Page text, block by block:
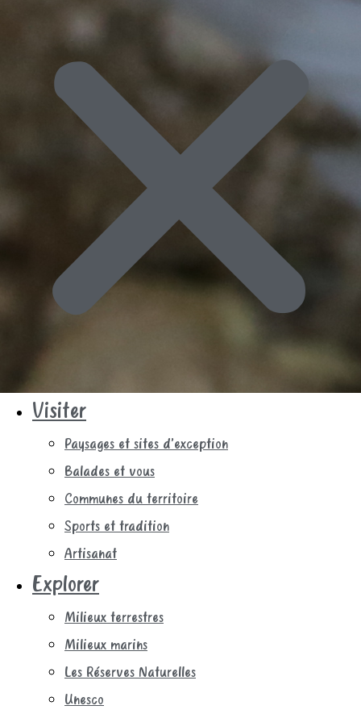
Visiter
Paysages et sites d’exception
Balades et vous
Communes du territoire
Sports et tradition
Artisanat
Explorer
Milieux terrestres
Milieux marins
Les Réserves Naturelles
Unesco